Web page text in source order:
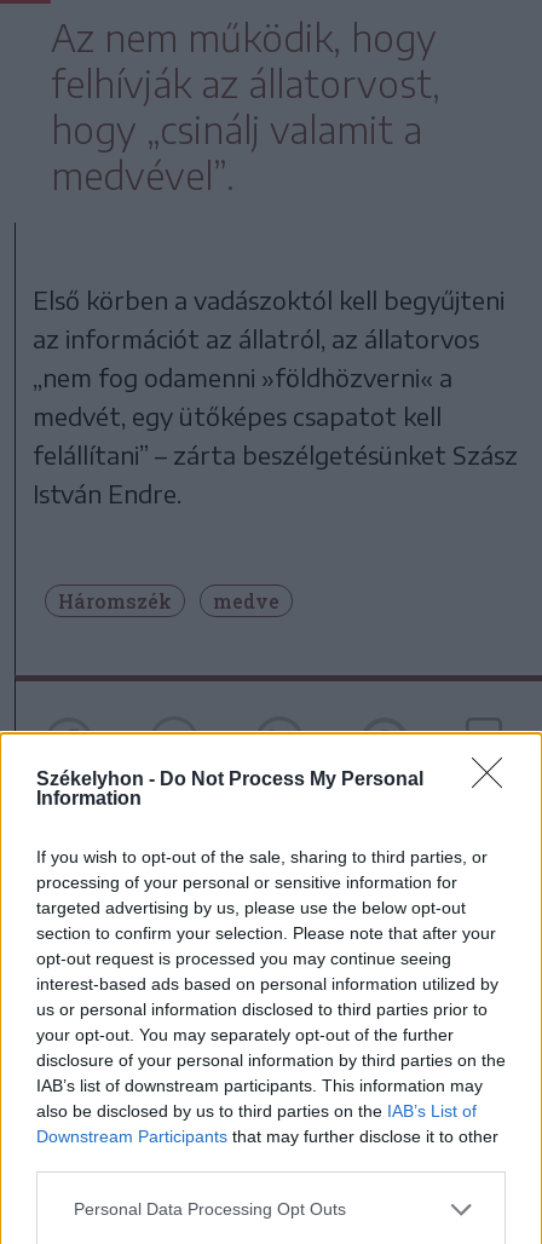
Székelyhon - Do Not Process My Personal
Information
If you wish to opt-out of the sale, sharing to third parties, or
processing of your personal or sensitive information for
targeted advertising by us, please use the below opt-out
section to confirm your selection. Please note that after your
opt-out request is processed you may continue seeing
interest-based ads based on personal information utilized by
us or personal information disclosed to third parties prior to
your opt-out. You may separately opt-out of the further
disclosure of your personal information by third parties on the
IAB’s list of downstream participants. This information may
also be disclosed by us to third parties on the IAB’s List of
Downstream Participants that may further disclose it to other
Personal Data Processing Opt Outs
Az nem működik, hogy
felhívják az állatorvost,
hogy „csinálj valamit a
medvével”.
Első körben a vadászoktól kell begyűjteni
az információt az állatról, az állatorvos
„nem fog odamenni »földhözverni« a
medvét, egy ütőképes csapatot kell
felállítani” – zárta beszélgetésünket Szász
István Endre.
Háromszék medve
szóljon hozzá!
Ezek is érdekelhetik
Székelyhon
Mentőhelikopterrel vitték
Marosból – frissítve